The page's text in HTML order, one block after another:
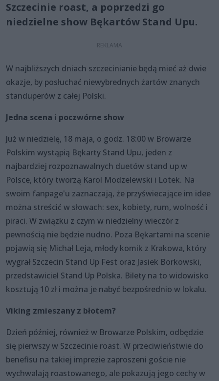
Szczecinie roast, a poprzedzi go
niedzielne show Bękartów Stand Upu.
W najbliższych dniach szczecinianie będą mieć aż dwie
okazje, by posłuchać niewybrednych żartów znanych
standuperów z całej Polski.
Jedna scena i poczwórne show
Już w niedzielę, 18 maja, o godz. 18:00 w Browarze
Polskim wystąpią Bękarty Stand Upu, jeden z
najbardziej rozpoznawalnych duetów stand up w
Polsce, który tworzą Karol Modzelewski i Lotek. Na
swoim fanpage'u zaznaczają, że przyświecające im idee
można streścić w słowach: sex, kobiety, rum, wolność i
piraci. W związku z czym w niedzielny wieczór z
pewnością nie będzie nudno. Poza Bękartami na scenie
pojawią się Michał Leja, młody komik z Krakowa, który
wygrał Szczecin Stand Up Fest oraz Jasiek Borkowski,
przedstawiciel Stand Up Polska. Bilety na to widowisko
kosztują 10 zł i można je nabyć bezpośrednio w lokalu.
Viking zmieszany z błotem?
Dzień później, również w Browarze Polskim, odbędzie
się pierwszy w Szczecinie roast. W przeciwieństwie do
benefisu na takiej imprezie zaproszeni goście nie
wychwalają roastowanego, ale pokazują jego cechy w